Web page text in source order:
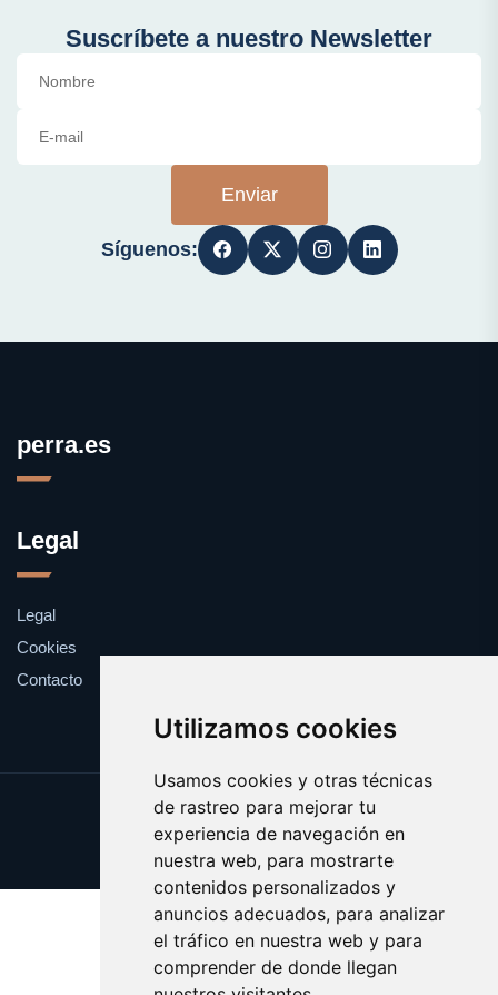
Utilizamos cookies
Usamos cookies y otras técnicas
de rastreo para mejorar tu
experiencia de navegación en
nuestra web, para mostrarte
contenidos personalizados y
anuncios adecuados, para analizar
el tráfico en nuestra web y para
comprender de donde llegan
Suscríbete a nuestro Newsletter
Enviar
Síguenos:
perra.es
Legal
Legal
Cookies
Contacto
Update cookies preferences
Copyright © 2025 perra.es